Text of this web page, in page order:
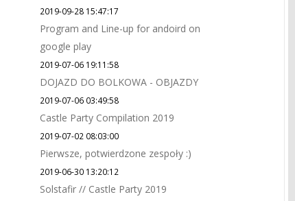
2019-09-28 15:47:17
Program and Line-up for andoird on
google play
2019-07-06 19:11:58
DOJAZD DO BOLKOWA - OBJAZDY
2019-07-06 03:49:58
Castle Party Compilation 2019
2019-07-02 08:03:00
Pierwsze, potwierdzone zespoły :)
2019-06-30 13:20:12
Solstafir // Castle Party 2019